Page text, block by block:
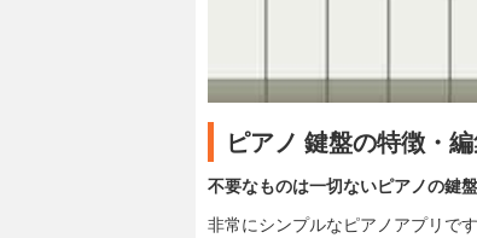
ピアノ 鍵盤の特徴・
不要なものは一切ないピアノの鍵
非常にシンプルなピアノアプリで